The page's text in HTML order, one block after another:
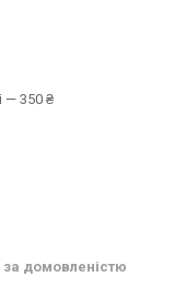
— 350 ₴
за домовленістю